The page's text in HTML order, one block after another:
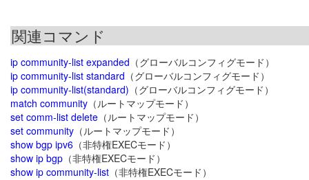
関連コマンド
ip community-list expanded （グローバルコンフィグモード）
ip community-list standard （グローバルコンフィグモード）
ip community-list(standard) （グローバルコンフィグモード）
match community （ルートマップモード）
set comm-list delete （ルートマップモード）
set community （ルートマップモード）
show bgp ipv6 （非特権EXECモード）
show ip bgp （非特権EXECモード）
show ip community-list （非特権EXECモード）